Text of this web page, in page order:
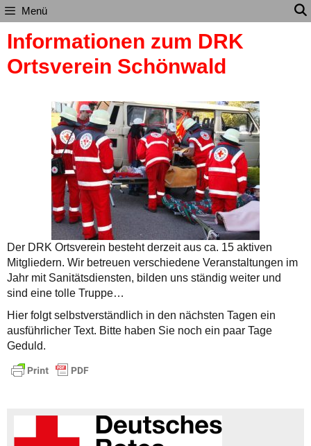
Zum
Inhalt
springen
Menü
Informationen zum DRK
Ortsverein Schönwald
Der DRK Ortsverein besteht derzeit aus ca. 15 aktiven
Mitgliedern. Wir betreuen verschiedene Veranstaltungen im
Jahr mit Sanitätsdiensten, bilden uns ständig weiter und
sind eine tolle Truppe…
Hier folgt selbstverständlich in den nächsten Tagen ein
ausführlicher Text. Bitte haben Sie noch ein paar Tage
Geduld.